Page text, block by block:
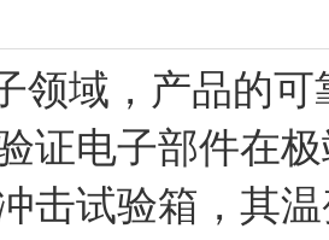
领域，产品的
证电子部件在
试验箱，其温